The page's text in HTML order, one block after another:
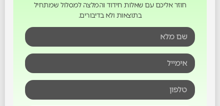
חוזר אליכם עם שאלות חידוד והמלצה למסלול שמתחיל
בתוצאות ולא בדיבורים.